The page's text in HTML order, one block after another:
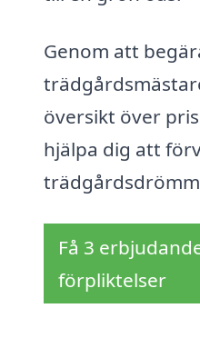
Genom att
översikt över
hjälpa dig att
Få 3
förpliktelser